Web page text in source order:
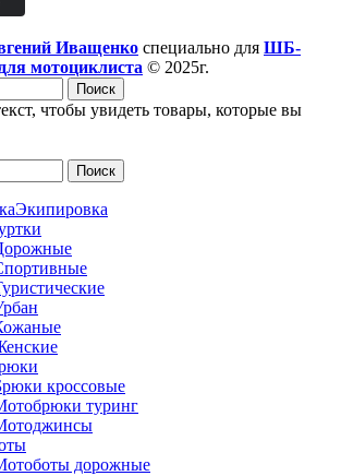
Иващенко специально для ШБ-
мотоциклиста © 2025г.
Поиск
чтобы увидеть товары, которые вы
Поиск
Экипировка
кроссовые
туринг
дорожные